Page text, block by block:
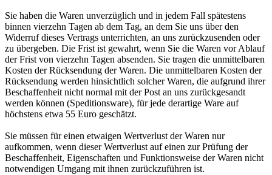
Sie haben die Waren unverzüglich und in jedem Fall spätestens
binnen vierzehn Tagen ab dem Tag, an dem Sie uns über den
Widerruf dieses Vertrags unterrichten, an uns zurückzusenden oder
zu übergeben. Die Frist ist gewahrt, wenn Sie die Waren vor Ablauf
der Frist von vierzehn Tagen absenden. Sie tragen die unmittelbaren
Kosten der Rücksendung der Waren. Die unmittelbaren Kosten der
Rücksendung werden hinsichtlich solcher Waren, die aufgrund ihrer
Beschaffenheit nicht normal mit der Post an uns zurückgesandt
werden können (Speditionsware), für jede derartige Ware auf
höchstens etwa 55 Euro geschätzt.
Sie müssen für einen etwaigen Wertverlust der Waren nur
aufkommen, wenn dieser Wertverlust auf einen zur Prüfung der
Beschaffenheit, Eigenschaften und Funktionsweise der Waren nicht
notwendigen Umgang mit ihnen zurückzuführen ist.